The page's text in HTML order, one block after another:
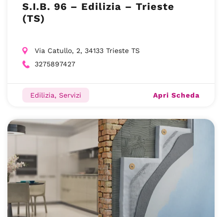
S.I.B. 96 – Edilizia – Trieste
(TS)
Via Catullo, 2, 34133 Trieste TS
3275897427
Edilizia, Servizi Apri Scheda